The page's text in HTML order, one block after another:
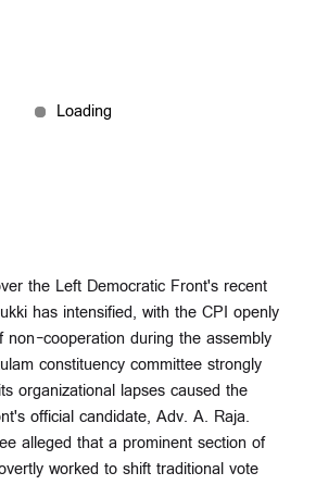
the Left Democratic Front's recent
has intensified, with the CPI openly
non-cooperation during the assembly
constituency committee strongly
organizational lapses caused the
official candidate, Adv. A. Raja.
alleged that a prominent section of
worked to shift traditional vote